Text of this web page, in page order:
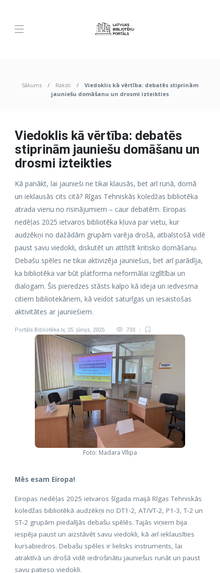
Sākums Raksti
Viedoklis kā vērtība: debatēs stiprinām
jauniešu domāšanu un drosmi izteikties
Viedoklis kā vērtība: debatēs
stiprinām jauniešu domāšanu un
drosmi izteikties
Kā panākt, lai jaunieši ne tikai klausās, bet arī runā, domā
un ieklausās cits citā? Rīgas Tehniskās koledžas bibliotēka
atrada vienu no risinājumiem – caur debatēm. Eiropas
nedēļas 2025 ietvaros bibliotēka kļuva par vietu, kur
audzēkņi no dažādām grupām varēja drošā, atbalstošā vidē
paust savu viedokli, diskutēt un attīstīt kritisko domāšanu.
Debašu spēles ne tikai aktivizēja jauniešus, bet arī parādīja,
ka bibliotēka var būt platforma neformālai izglītībai un
dialogam. Šis pieredzes stāsts kalpo kā ideja un iedvesma
citiem bibliotekāriem, kā veidot saturīgas un iesaistošas
aktivitātes ar jauniešiem.
Portāls Bibliotēka.lv, 25. jūnijs, 2025 733
Foto: Madara Vīlipa
Mēs esam Eiropa!
Eiropas nedēļas 2025 ietvaros šīgada maijā Rīgas Tehniskās
koledžas bibliotēkā audzēkņi no DT1-2, AT/VT-2, P1-3, T-2 un
ST-2 grupām piedalījās debašu spēlēs. Tajās viņiem bija
iespēja paust un aizstāvēt savu viedokli, kā arī ieklausīties
kursabiedros. Debašu spēles ir lielisks instruments, lai
atraktīvā un drošā vidē iedrošinātu jauniešus runāt un paust
savu patieso viedokli.